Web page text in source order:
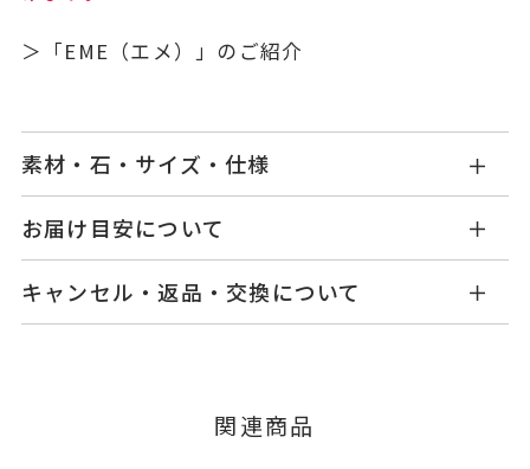
＞ 「EME（エメ）」 のご紹介
素材・石・サイズ・仕様
品番
GL0924X001XXPE9
素材
K9ピンクゴールド
石
-
縦：約13mm 横：約13mm
お届け目安について
せ。
ご注文およびご入金確認後、以下の日程にて発送
■お届け目安が「3営業日以内に発送」の商品
キャンセル・返品・交換について
ージの購入履歴一覧よりご注文状況をご確認いた
関連商品